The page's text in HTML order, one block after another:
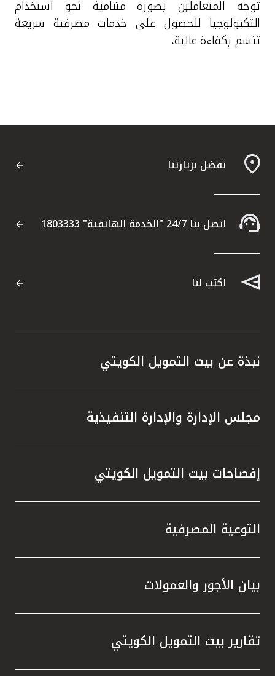
توجه المتعاملين بصورة متنامية نحو استخدام
التكنولوجيا للحصول على خدمات مصرفية سريعة
تتسم بكفاءة عالية.
تفضل بزيارتنا
اتصل بنا 24/7 "الخدمة الهاتفية" 1803333
اكتب لنا
نبذة عن بيت التمويل الكويتي
مجلس الإدارة والإدارة التنفيذية
إفصاحات بيت التمويل الكويتي
التوعية المصرفية
بيان الأجور والعمولات
تقارير بيت التمويل الكويتي